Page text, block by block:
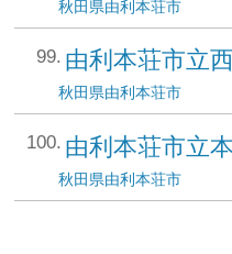
秋田県由利本荘市
由利本荘市立
秋田県由利本荘市
由利本荘市立
秋田県由利本荘市